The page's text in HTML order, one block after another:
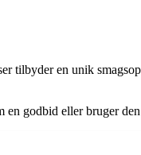
en unik
godbid eller bruger